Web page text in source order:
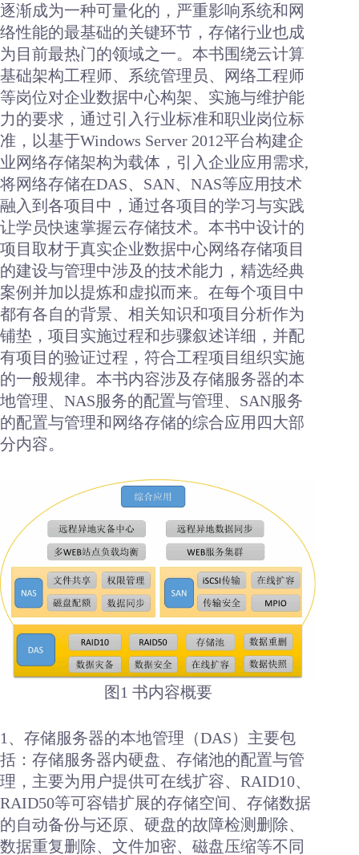
逐渐成为一种可量化的，严重影响系统和网
络性能的最基础的关键环节，存储行业也成
为目前最热门的领域之一。本书围绕云计算
基础架构工程师、系统管理员、网络工程师
等岗位对企业数据中心构架、实施与维护能
力的要求，通过引入行业标准和职业岗位标
准，以基于Windows Server 2012平台构建企
业网络存储架构为载体，引入企业应用需求,
将网络存储在DAS、SAN、NAS等应用技术
融入到各项目中，通过各项目的学习与实践
让学员快速掌握云存储技术。本书中设计的
项目取材于真实企业数据中心网络存储项目
的建设与管理中涉及的技术能力，精选经典
案例并加以提炼和虚拟而来。在每个项目中
都有各自的背景、相关知识和项目分析作为
铺垫，项目实施过程和步骤叙述详细，并配
有项目的验证过程，符合工程项目组织实施
的一般规律。本书内容涉及存储服务器的本
地管理、NAS服务的配置与管理、SAN服务
的配置与管理和网络存储的综合应用四大部
分内容。
图1 书内容概要
1、存储服务器的本地管理（DAS）主要包
括：存储服务器内硬盘、存储池的配置与管
理，主要为用户提供可在线扩容、RAID10、
RAID50等可容错扩展的存储空间、存储数据
的自动备份与还原、硬盘的故障检测删除、
数据重复删除、文件加密、磁盘压缩等不同